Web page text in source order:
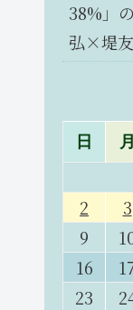
38%」
弘×堤友
日 月
2
3
9
16
23